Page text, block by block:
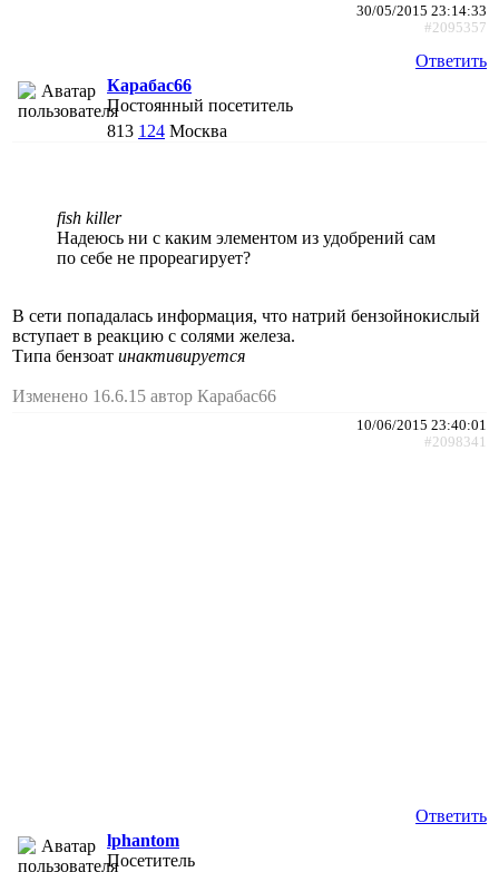
30/05/2015 23:14:33
#2095357
Ответить
Карабас66
Постоянный посетитель
813 124 Москва
fish killer
Надеюсь ни с каким элементом из удобрений сам
по себе не прореагирует?
В сети попадалась информация, что натрий бензойнокислый
вступает в реакцию с солями железа.
Типа бензоат инактивируется
Изменено 16.6.15 автор Карабас66
10/06/2015 23:40:01
#2098341
Ответить
lphantom
Посетитель